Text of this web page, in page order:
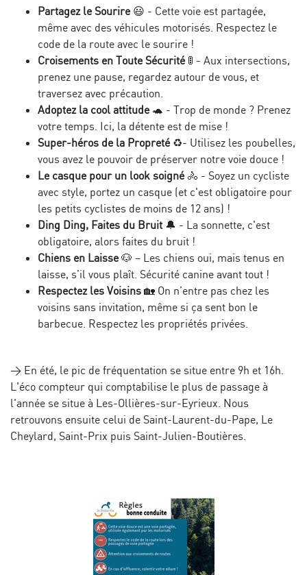
Partagez le Sourire😃 - Cette voie est partagée,
même avec des véhicules motorisés. Respectez le
code de la route avec le sourire !
Croisements en Toute Sécurité 🚦 - Aux intersections,
prenez une pause, regardez autour de vous, et
traversez avec précaution.
Adoptez la cool attitude 🐢 - Trop de monde ? Prenez
votre temps. Ici, la détente est de mise !
Super-héros de la Propreté♻️- Utilisez les poubelles,
vous avez le pouvoir de préserver notre voie douce !
Le casque pour un look soigné 🚴 - Soyez un cycliste
avec style, portez un casque (et c'est obligatoire pour
les petits cyclistes de moins de 12 ans) !
Ding Ding, Faites du Bruit 🔔 - La sonnette, c'est
obligatoire, alors faites du bruit !
Chiens en Laisse🐶 – Les chiens oui, mais tenus en
laisse, s’il vous plaît. Sécurité canine avant tout !
Respectez les Voisins 🏡 On n’entre pas chez les
voisins sans invitation, même si ça sent bon le
barbecue. Respectez les propriétés privées.
> En été, le pic de fréquentation se situe entre 9h et 16h.
L'éco compteur qui comptabilise le plus de passage à
l'année se situe à Les-Ollières-sur-Eyrieux. Nous
retrouvons ensuite celui de Saint-Laurent-du-Pape, Le
Cheylard, Saint-Prix puis Saint-Julien-Boutières.